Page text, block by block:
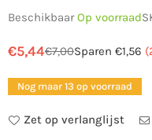
BeschikbaarOp voorraad
Normale
prijs
€5,44€7,00Sparen €1,56 (
Nog maar 13 op voorraad
Zet op verlanglijst